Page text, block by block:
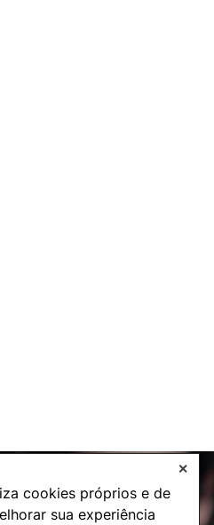
cookies próprios e de
sua experiência
✕
Oferta Formativa